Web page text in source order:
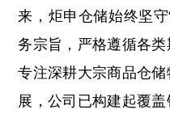
来，炬申仓储始终坚
务宗旨，严格遵循各
专注深耕大宗商品仓
展，公司已构建起覆盖